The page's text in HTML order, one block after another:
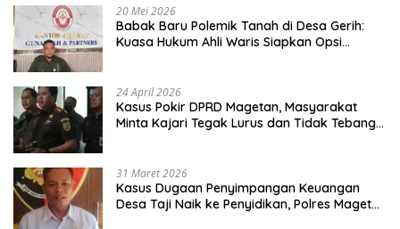
20 Mei 2026
Babak Baru Polemik Tanah di Desa Gerih:
Kuasa Hukum Ahli Waris Siapkan Opsi
24 April 2026
Kasus Pokir DPRD Magetan, Masyarakat
Minta Kajari Tegak Lurus dan Tidak Tebang
31 Maret 2026
Kasus Dugaan Penyimpangan Keuangan
Desa Taji Naik ke Penyidikan, Polres Magetan